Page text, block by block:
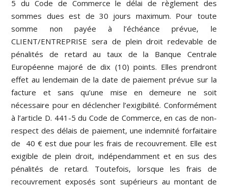
5 du Code de Commerce le délai de règlement des
sommes dues est de 30 jours maximum. Pour toute
somme non payée à l’échéance prévue, le
CLIENT/ENTREPRISE sera de plein droit redevable de
pénalités de retard au taux de la Banque Centrale
Européenne majoré de dix (10) points. Elles prendront
effet au lendemain de la date de paiement prévue sur la
facture et sans qu’une mise en demeure ne soit
nécessaire pour en déclencher l’exigibilité. Conformément
à l’article D. 441-5 du Code de Commerce, en cas de non-
respect des délais de paiement, une indemnité forfaitaire
de 40 € est due pour les frais de recouvrement. Elle est
exigible de plein droit, indépendamment et en sus des
pénalités de retard. Toutefois, lorsque les frais de
recouvrement exposés sont supérieurs au montant de